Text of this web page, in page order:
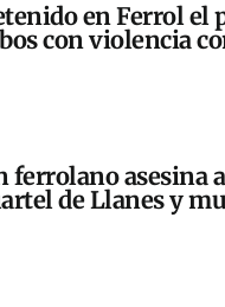
en Ferrol el
con violencia
ferrolano asesina
de Llanes y